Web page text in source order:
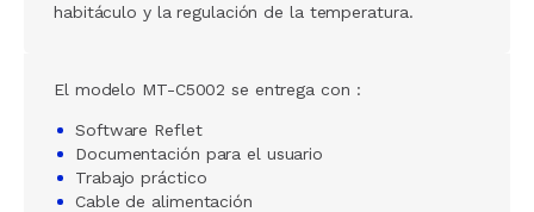
habitáculo y la regulación de la temperatura.
El modelo MT-C5002 se entrega con :
Software Reflet
Documentación para el usuario
Trabajo práctico
Cable de alimentación